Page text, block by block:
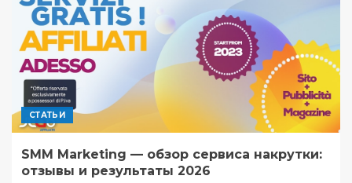
СТАТЬИ
SMM Marketing — обзор сервиса накрутки:
отзывы и результаты 2026